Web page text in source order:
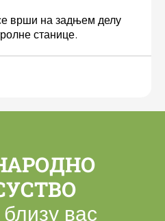
врши на задњем делу
станице.
вас